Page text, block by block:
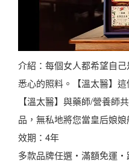
介紹：每個女人都希望自
悉心的照料。【溫太醫】
【溫太醫】與藥師/營養師
品，無私地將您當皇后娘娘
效期：4年
多款品牌任選・滿額免運